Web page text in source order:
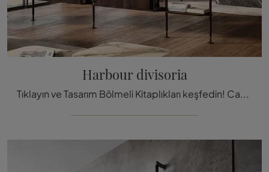
Harbour divisoria
Tıklayın ve Tasarım Bölmeli Kitaplıkları keşfedin! Cattelan Italia'nın Harbour bölme modeli kullanışlı ve işlevsel bir oturma odas